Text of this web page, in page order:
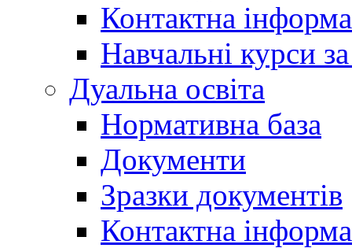
Контактна
Навчальні курси
Дуальна освіта
Нормативна база
Документи
Зразки документів
Контактна